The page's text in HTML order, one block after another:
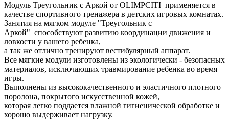
Модуль Треугольник с Аркой от OLIMPCITI применяется в
качестве спортивного тренажера в детских игровых комнатах.
Занятия на мягком модуле "Треугольник с
Аркой" способствуют развитию координации движения и
ловкости у вашего ребенка,
а так же отлично тренируют вестибулярный аппарат.
Все мягкие модули изготовлены из экологически - безопасных
материалов, исключающих травмирование ребенка во время
игры.
Выполнены из высококачественного и эластичного плотного
поролона, покрытого искусственной кожей,
которая легко поддается влажной гигиенической обработке и
хорошо выдерживает нагрузку.